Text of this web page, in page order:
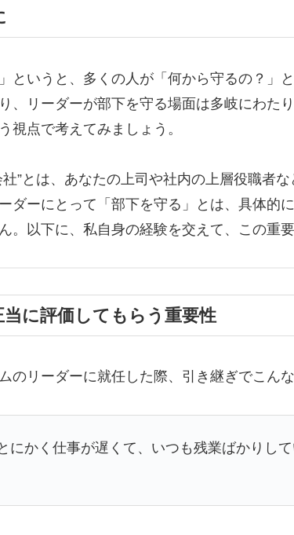
」というと、多くの人が「何から守るの？」
、リーダーが部下を守る場面は多岐にわた
視点で考えてみましょう。
社”とは、あなたの上司や社内の上層役職者
ダーにとって「部下を守る」とは、具体的
。以下に、私自身の経験を交えて、この重
当に評価してもらう重要性
のリーダーに就任した際、引き継ぎでこん
にかく仕事が遅くて、いつも残業ばかりして